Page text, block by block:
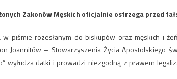
Zakonów Męskich oficjalnie ostrzega przed
w piśmie rozesłanym do biskupów oraz męskich i
Joannitów – Stowarzyszenia Życia Apostolskiego
wyłudza datki i prowadzi niezgodną z prawem